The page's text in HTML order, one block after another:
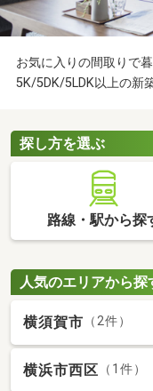
お気に入りの間取りで
5K/5DK/5LDK以上の新
探し方を選ぶ
路線・駅から探
人気のエリアから探
横須賀市 （2件）
横浜市西区 （1件）